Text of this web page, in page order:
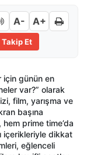
A- A+
Takip Et
için günün en
var?” olarak
film, yarışma ve
başına
hem prime time’da
içerikleriyle dikkat
eğlenceli